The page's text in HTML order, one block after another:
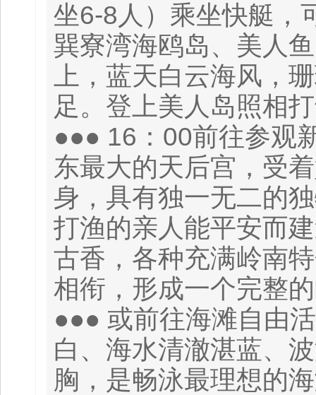
坐6-8人）乘坐快艇，
巽寮湾海鸥岛、美人
上，蓝天白云海风，
足。登上美人岛照相
●●● 16：00前往参观
东最大的天后宫，受
身，具有独一无二的
打渔的亲人能平安而
古香，各种充满岭南
相衔，形成一个完整
●●● 或前往海滩自由
白、海水清澈湛蓝、
胸，是畅泳最理想的